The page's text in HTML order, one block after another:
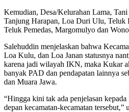
Kemudian, Desa/Kelurahan Lama,
Tanjung Harapan, Loa Duri Ulu, Teluk
Teluk Pemedas, Margomulyo dan
Salehuddin menjelaskan bahwa
Loa Kulu, dan Loa Janan statusnya
karena jadi wilayah IKN, maka Kukar
banyak PAD dan pendapatan lainnya
dan Muara Jawa.
“Hingga kini tak ada penjelasan
depan kecamatan-kecamatan tersebut,”